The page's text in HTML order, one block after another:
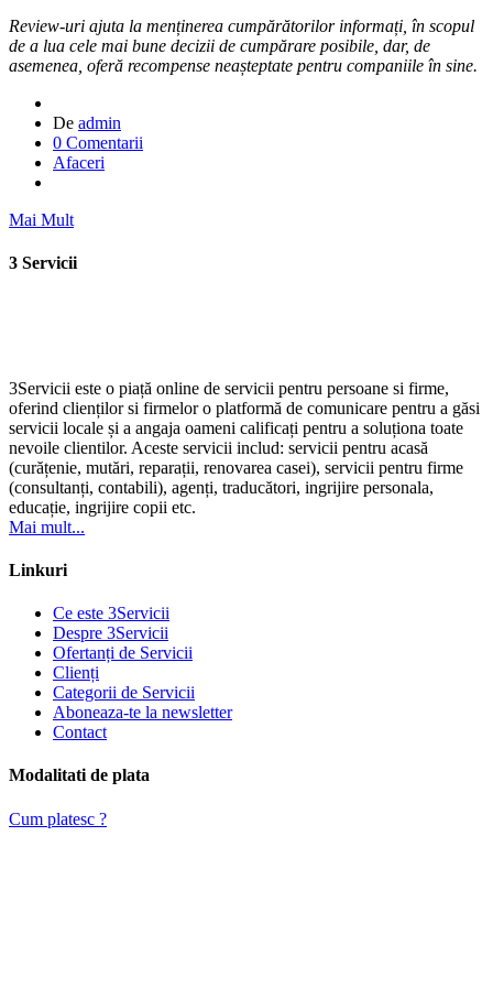
Review-uri ajuta la menținerea cumpărătorilor informați, în scopul
de a lua cele mai bune decizii de cumpărare posibile, dar, de
asemenea, oferă recompense neașteptate pentru companiile în sine.
De admin
0 Comentarii
Afaceri
Mai Mult
3 Servicii
3Servicii este o piață online de servicii pentru persoane si firme,
oferind clienților si firmelor o platformă de comunicare pentru a găsi
servicii locale și a angaja oameni calificați pentru a soluționa toate
nevoile clientilor. Aceste servicii includ: servicii pentru acasă
(curățenie, mutări, reparații, renovarea casei), servicii pentru firme
(consultanți, contabili), agenți, traducători, ingrijire personala,
educație, ingrijire copii etc.
Mai mult...
Linkuri
Ce este 3Servicii
Despre 3Servicii
Ofertanți de Servicii
Clienți
Categorii de Servicii
Aboneaza-te la newsletter
Contact
Modalitati de plata
Cum platesc ?